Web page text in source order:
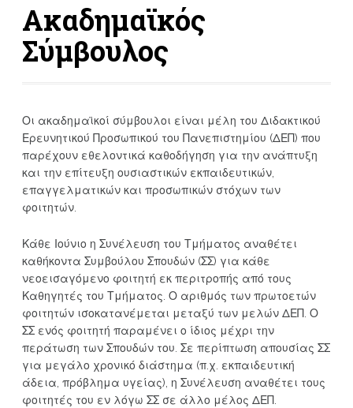
Ακαδημαϊκός
Σύμβουλος
Οι ακαδημαϊκοί σύμβουλοι είναι μέλη του Διδακτικού
Ερευνητικού Προσωπικού του Πανεπιστημίου (ΔΕΠ) που
παρέχουν εθελοντικά καθοδήγηση για την ανάπτυξη
και την επίτευξη ουσιαστικών εκπαιδευτικών,
επαγγελματικών και προσωπικών στόχων των
φοιτητών.
Κάθε Ιούνιο η Συνέλευση του Τμήματος αναθέτει
καθήκοντα Συμβούλου Σπουδών (ΣΣ) για κάθε
νεοεισαγόμενο φοιτητή εκ περιτροπής από τους
Καθηγητές του Τμήματος. Ο αριθμός των πρωτοετών
φοιτητών ισοκατανέμεται μεταξύ των μελών ΔΕΠ. Ο
ΣΣ ενός φοιτητή παραμένει ο ίδιος μέχρι την
περάτωση των Σπουδών του. Σε περίπτωση απουσίας ΣΣ
για μεγάλο χρονικό διάστημα (π.χ. εκπαιδευτική
άδεια, πρόβλημα υγείας), η Συνέλευση αναθέτει τους
φοιτητές του εν λόγω ΣΣ σε άλλο μέλος ΔΕΠ.